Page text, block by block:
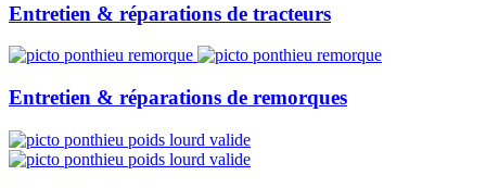
Entretien & réparations de tracteurs
Entretien & réparations de remorques